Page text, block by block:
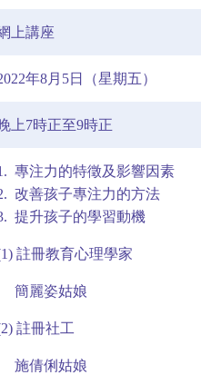
上講座
年8月5日（星期五）
上7時正至9時正
專注力的特徵及影響因素
改善孩子專注力的方法
提升孩子的學習動機
註冊教育心理學家
簡麗姿姑娘
註冊社工
施倩俐姑娘